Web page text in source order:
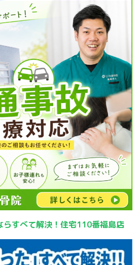
らすべて解決！住宅110番福島店